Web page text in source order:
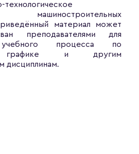
технологическое
машиностроительных
материал может
преподавателями для
учебного процесса по
графике и другим
дисциплинам.